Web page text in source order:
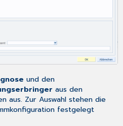
und den
aus den
aus. Zur Auswahl stehen die
festgelegt